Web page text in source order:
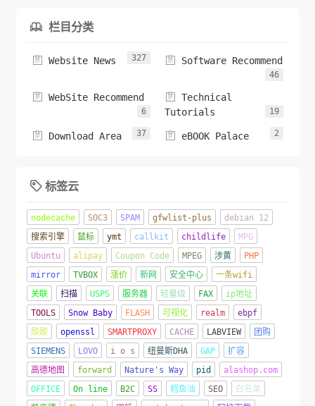
 栏目分类
 Website News 327  Software Recommend
46
 WebSite Recommend
6
 Technical
Tutorials
19
 Download Area 37  eBOOK Palace 2
 标签云
nodecache SOC3 SPAM gfwlist-plus
debian 12
搜索引擎
鼠标 ymt callkit childlife
MPG
Ubuntu
alipay Coupon Code MPEG 涉黄
PHP
mirror
TVBOX 涨价 新网 安全中心
一条wifi
关联
扫描 USPS 服务器 轻量级 FAX
ip地址
TOOLS
Snow Baby FLASH 可视化 realm
ebpf
酸酸
openssl SMARTPROXY CACHE LABVIEW
团购
SIEMENS
LOVO i o s 纽曼斯DHA GAP
扩容
高德地图
forward Nature's Way pid
alashop.com
OFFICE
On line B2C SS 鳕鱼油 SEO
白名单